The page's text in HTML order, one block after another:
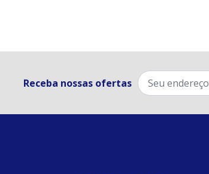
Receba nossas ofertas